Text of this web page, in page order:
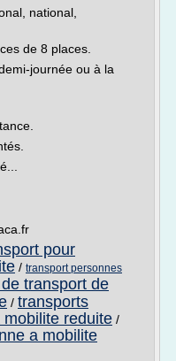
national,
de 8 places.
journée ou à la
pour
/ transport personnes
transport de
/ transports
reduite /
a mobilite